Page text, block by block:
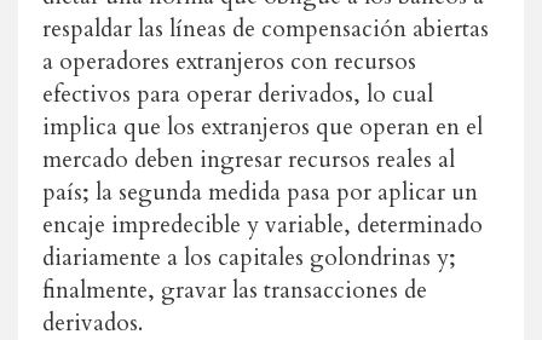
respaldar las líneas de compensación abiertas
a operadores extranjeros con recursos
efectivos para operar derivados, lo cual
implica que los extranjeros que operan en el
mercado deben ingresar recursos reales al
país; la segunda medida pasa por aplicar un
encaje impredecible y variable, determinado
diariamente a los capitales golondrinas y;
finalmente, gravar las transacciones de
derivados.